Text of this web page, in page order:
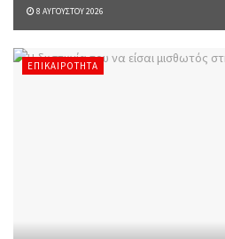
8 ΑΥΓΟΎΣΤΟΥ 2026
ΕΠΙΚΑΙΡΌΤΗΤΑ